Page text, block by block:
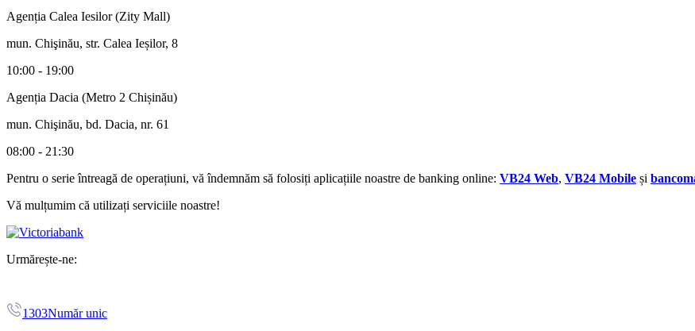
Agenția Calea Iesilor (Zity Mall)
mun. Chişinău, str. Calea Ieșilor, 8
10:00 - 19:00
Agenția Dacia (Metro 2 Chișinău)
mun. Chişinău, bd. Dacia, nr. 61
08:00 - 21:30
Pentru o serie întreagă de operațiuni, vă îndemnăm să folosiți aplicațiile noastre de banking online: VB24 Web, VB24 Mobile și
Vă mulțumim că utilizați serviciile noastre!
Urmărește-ne:
1303Număr unic